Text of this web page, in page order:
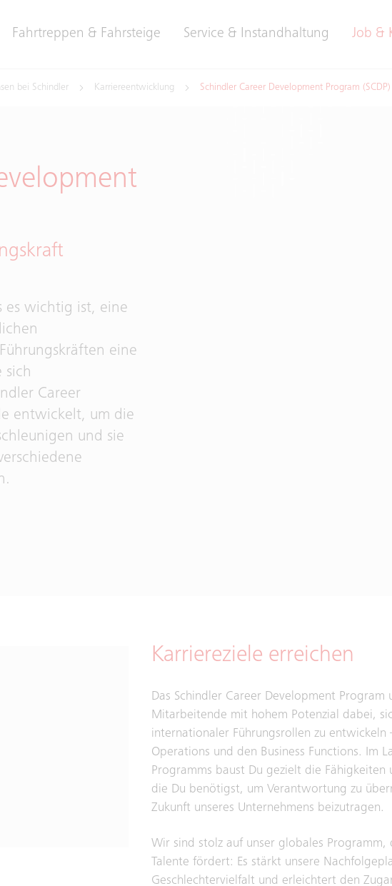
Fahrtreppen & Fahrsteige Service & Instandhaltung Job &
bei Schindler Karriereentwicklung Schindler Career Development Program (SCDP)
es wichtig ist, eine
eine
sich
Career
entwickelt, um die
und sie
Karriereziele erreichen
Das Schindler Career Development Program
Mitarbeitende mit hohem Potenzial dabei,
internationaler Führungsrollen zu entwickeln
Operations und den Business Functions. Im
Programms baust Du gezielt die Fähigkeiten
die Du benötigst, um Verantwortung zu
Zukunft unseres Unternehmens beizutragen.
Wir sind stolz auf unser globales Programm,
Talente fördert: Es stärkt unsere
Geschlechtervielfalt und erleichtert den